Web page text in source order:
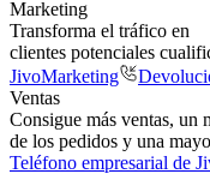
Marketing
Transforma el tráfico en
clientes potenciales
JivoMarketing
Ventas
Consigue más ventas, un
de los pedidos y una
Teléfono empresarial de